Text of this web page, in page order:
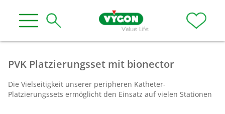
PVK Platzierungsset mit bionector
Die Vielseitigkeit unserer peripheren Katheter-
Platzierungssets ermöglicht den Einsatz auf vielen Stationen